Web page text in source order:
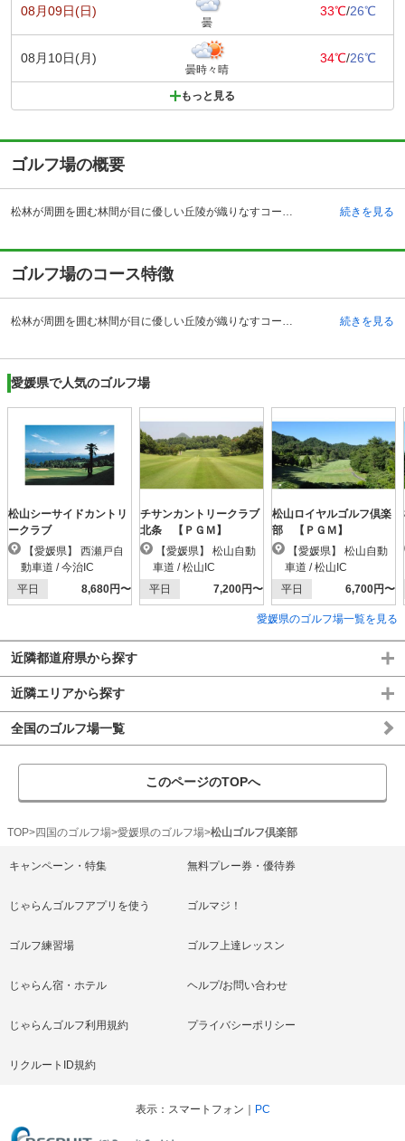
08月09日(日)
曇
33℃/26℃
08月10日(月)
曇時々晴
34℃/26℃
もっと見る
ゴルフ場の概要
松林が周囲を囲む林間が目に優しい丘陵が織りなすコースです。眼下に道後平野が広がるコースは上田治氏が設計を手掛け、昭和33年にオープンしました。クラブハウス内のレストランからはロングコースの18ホールが展望を広げ、常緑樹ならではの深緑が目に優しく、その数は10万本という壮大さです。松山市内から約40分というアクセスの良さは道後温泉までも約40分という立地の良さで、訪れるゴルファーを魅了しています。ハウス内の施設も充実し、レストランの他にもプレイに必要なものが揃うショップや落ち着いたロッカー、最大150名まで収納可能なミーティングルーム、軟水の浴場は女性側の展望は素晴らしくまるでリゾート地に訪れた気分になれます。 続きを見る
ゴルフ場のコース特徴
松林が周囲を囲む林間が目に優しい丘陵が織りなすコースです。眼下に道後平野が広がるコースは上田治氏が設計を手掛け、昭和33年にオープンしました。クラブハウス内のレストランからはロングコースの18ホールが展望を広げ、常緑樹ならではの深緑が目に優しく、その数は10万本という壮大さです。松山市内から約40分というアクセスの良さは道後温泉までも約40分という立地の良さで、訪れるゴルファーを魅了しています。ハウス内の施設も充実し、レストランの他にもプレイに必要なものが揃うショップや落ち着いたロッカー、最大150名まで収納可能なミーティングルーム、軟水の浴場は女性側の展望は素晴らしくまるでリゾート地に訪れた気分になれます。 続きを見る
愛媛県で人気のゴルフ場
松山シーサイドカントリ
ークラブ
動車道 / 今治IC
平日
8,680円〜
チサンカントリークラブ
北条 【ＰＧＭ】
車道 / 松山IC
平日
7,200円〜
松山ロイヤルゴルフ倶楽
部 【ＰＧＭ】
車道 / 松山IC
平日
6,700円〜
愛媛県のゴルフ場一覧を見る
近隣都道府県から探す
近隣エリアから探す
全国のゴルフ場一覧
このページのTOPへ
TOP 四国のゴルフ場 愛媛県のゴルフ場 松山ゴルフ倶楽部
キャンペーン・特集 無料プレー券・優待券
じゃらんゴルフアプリを使う ゴルマジ！
ゴルフ練習場 ゴルフ上達レッスン
じゃらん宿・ホテル ヘルプ/お問い合わせ
じゃらんゴルフ利用規約 プライバシーポリシー
リクルートID規約
表示 スマートフォン PC